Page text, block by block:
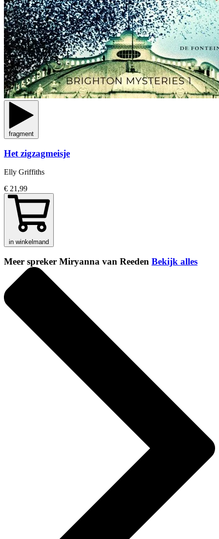
fragment
Het zigzagmeisje
Elly Griffiths
€ 21,99
in winkelmand
Meer spreker Miryanna van Reeden Bekijk alles